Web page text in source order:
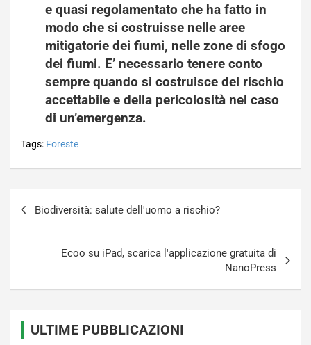
e quasi regolamentato che ha fatto in
modo che si costruisse nelle aree
mitigatorie dei fiumi, nelle zone di sfogo
dei fiumi. E’ necessario tenere conto
sempre quando si costruisce del rischio
accettabile e della pericolosità nel caso
di un’emergenza.
Tags: Foreste
Biodiversità: salute dell'uomo a rischio?
Ecoo su iPad, scarica l'applicazione gratuita di
NanoPress
ULTIME PUBBLICAZIONI